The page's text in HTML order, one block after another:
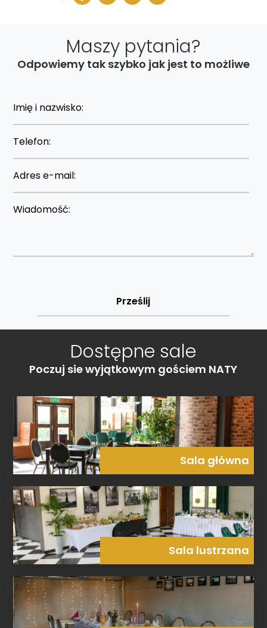
Maszy pytania?
Odpowiemy tak szybko jak jest to możliwe
Dostępne sale
Poczuj sie wyjątkowym gościem NATY
Sala główna
Sala lustrzana